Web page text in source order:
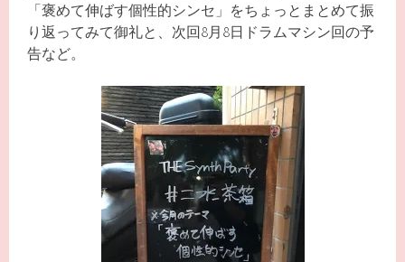
「褒めて伸ばす個性的シンセ」をちょっとまとめて振
り返ってみて御礼と、次回8月8日ドラムマシン回の予
告など。